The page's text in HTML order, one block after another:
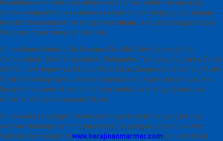
Keindahan alami batu kali adalah cara terbaik untuk mengenang
mereka yang telah tiada dalam kesederhanaan yang agung. Jangan
lewatkan kesempatan mendapatkan nisan berkualitas tinggi dengan
harga produsen hanya di bulan ini.
Untuk alamat kami di Jln. Kanigoro No.40A, Campurjanggrang,
Campurdarat, Kec.Campurdarat, Kabupaten Tulungagung, Jawa Timur
66272. Lebih tepatnya di Depan Bale Desa Campurdarat. Bintang Antik
Sejahtera setiap hari buka senin sampai sabtu kami buka mulai jam
8pagi sampai jam 4sore. Sedangkan untuk hari minggu kami buka
mulai jam 8pagi sampai jam 3sore.
Untuk anda yang ingin memesan Kerajinan marmer yang lainnya
silahkan hubungi nomor di bawah ini. Dan jangan lupa untuk chek
Website Resmi kami di www.kerajinanmarmer.com untuk melihat